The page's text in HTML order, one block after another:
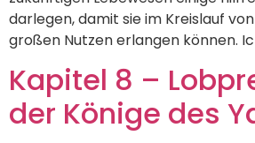
darlegen, damit sie im Kreislauf
großen Nutzen erlangen können.
Kapitel 8 –
der Könige des